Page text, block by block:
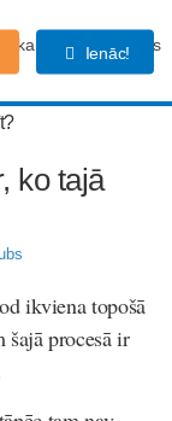
kalendārs Forums
Ienāc!
ko tajā
ikviena topošā
procesā ir